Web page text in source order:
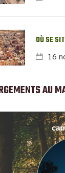
OÙ SE
16
AU